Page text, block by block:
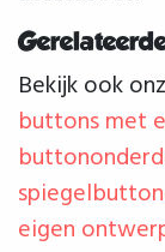
Bekijk ook
buttons met
eigen